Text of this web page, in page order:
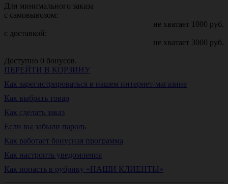
Для минимального заказа
с самовывозом:
не хватает 1000 руб.
с доставкой:
не хватает 3000 руб.
Доступно 0 бонусов.
ПЕРЕЙТИ В КОРЗИНУ
Как зарегистрироваться в нашем интернет-магазине
Как выбрать товар
Как сделать заказ
Если вы забыли пароль
Как работает бонусная программа
Как настроить уведомления
Как попасть в рубрику «НАШИ КЛИЕНТЫ»